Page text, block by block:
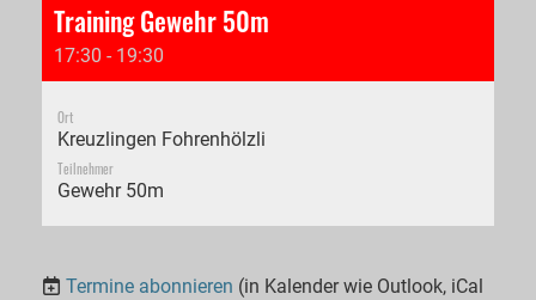
Training Gewehr 50m
17:30 - 19:30
Ort
Kreuzlingen Fohrenhölzli
Teilnehmer
Gewehr 50m
Termine abonnieren (in Kalender wie Outlook, iCal